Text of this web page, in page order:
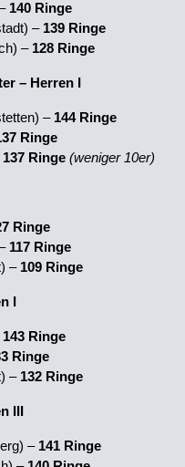
140 Ringe
– 139 Ringe
– 128 Ringe
– Herren I
– 144 Ringe
Ringe
137 Ringe (weniger 10er)
Ringe
117 Ringe
– 109 Ringe
I
143 Ringe
Ringe
– 132 Ringe
III
– 141 Ringe